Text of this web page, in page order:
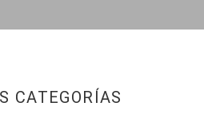
CATEGORÍAS